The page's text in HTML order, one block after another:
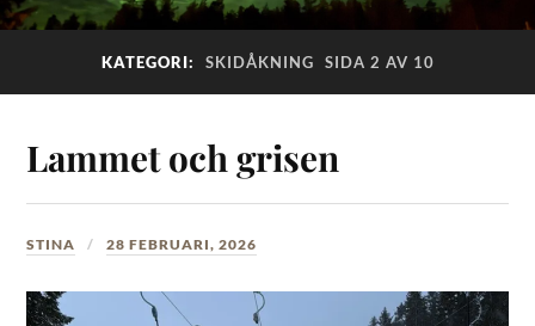
KATEGORI: SKIDÅKNING SIDA 2 AV 10
Lammet och grisen
STINA 28 FEBRUARI, 2026